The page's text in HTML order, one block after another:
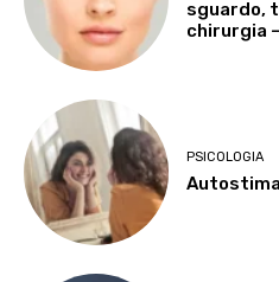
sguardo,
chirurgia
PSICOLOGIA